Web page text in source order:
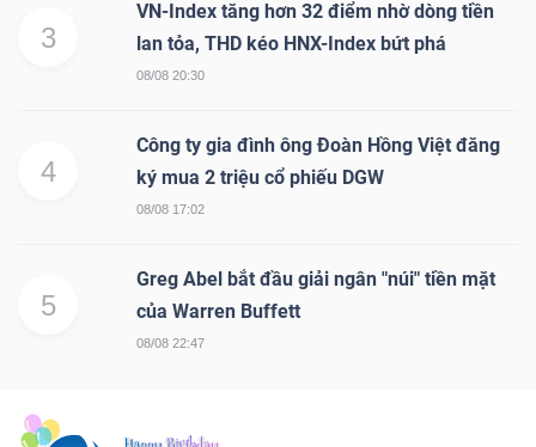
3
VN-Index tăng hơn 32 điểm nhờ dòng tiền
lan tỏa, THD kéo HNX-Index bứt phá
08/08 20:30
4
Công ty gia đình ông Đoàn Hồng Việt đăng
ký mua 2 triệu cổ phiếu DGW
08/08 17:02
5
Greg Abel bắt đầu giải ngân "núi" tiền mặt
của Warren Buffett
08/08 22:47